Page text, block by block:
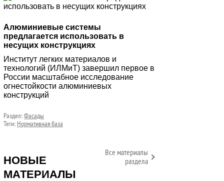
Алюминиевые системы
предлагается использовать в
несущих конструкциях
Институт легких материалов и
технологий (ИЛМиТ) завершил первое в
России масштабное исследование
огнестойкости алюминиевых
конструкций
Раздел:Фасады
Теги: Нормативная база
НОВЫЕ
МАТЕРИАЛЫ
Все материалы
раздела